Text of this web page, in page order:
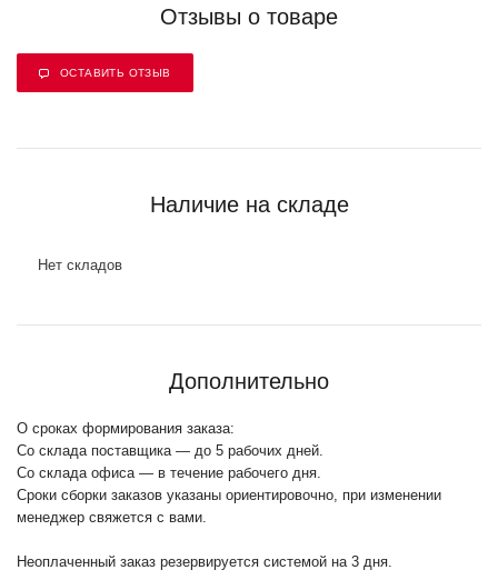
Отзывы о товаре
ОСТАВИТЬ ОТЗЫВ
Наличие на складе
Нет складов
Дополнительно
О сроках формирования заказа:
Со склада поставщика — до 5 рабочих дней.
Со склада офиса — в течение рабочего дня.
Сроки сборки заказов указаны ориентировочно, при изменении
менеджер свяжется с вами.
Неоплаченный заказ резервируется системой на 3 дня.